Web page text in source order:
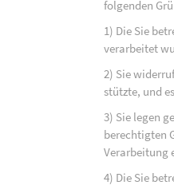
folgenden
1) Die Sie
verarbeitet
2) Sie
stützte, und
3) Sie legen
berechtigten
Verarbeitung
4) Die Sie